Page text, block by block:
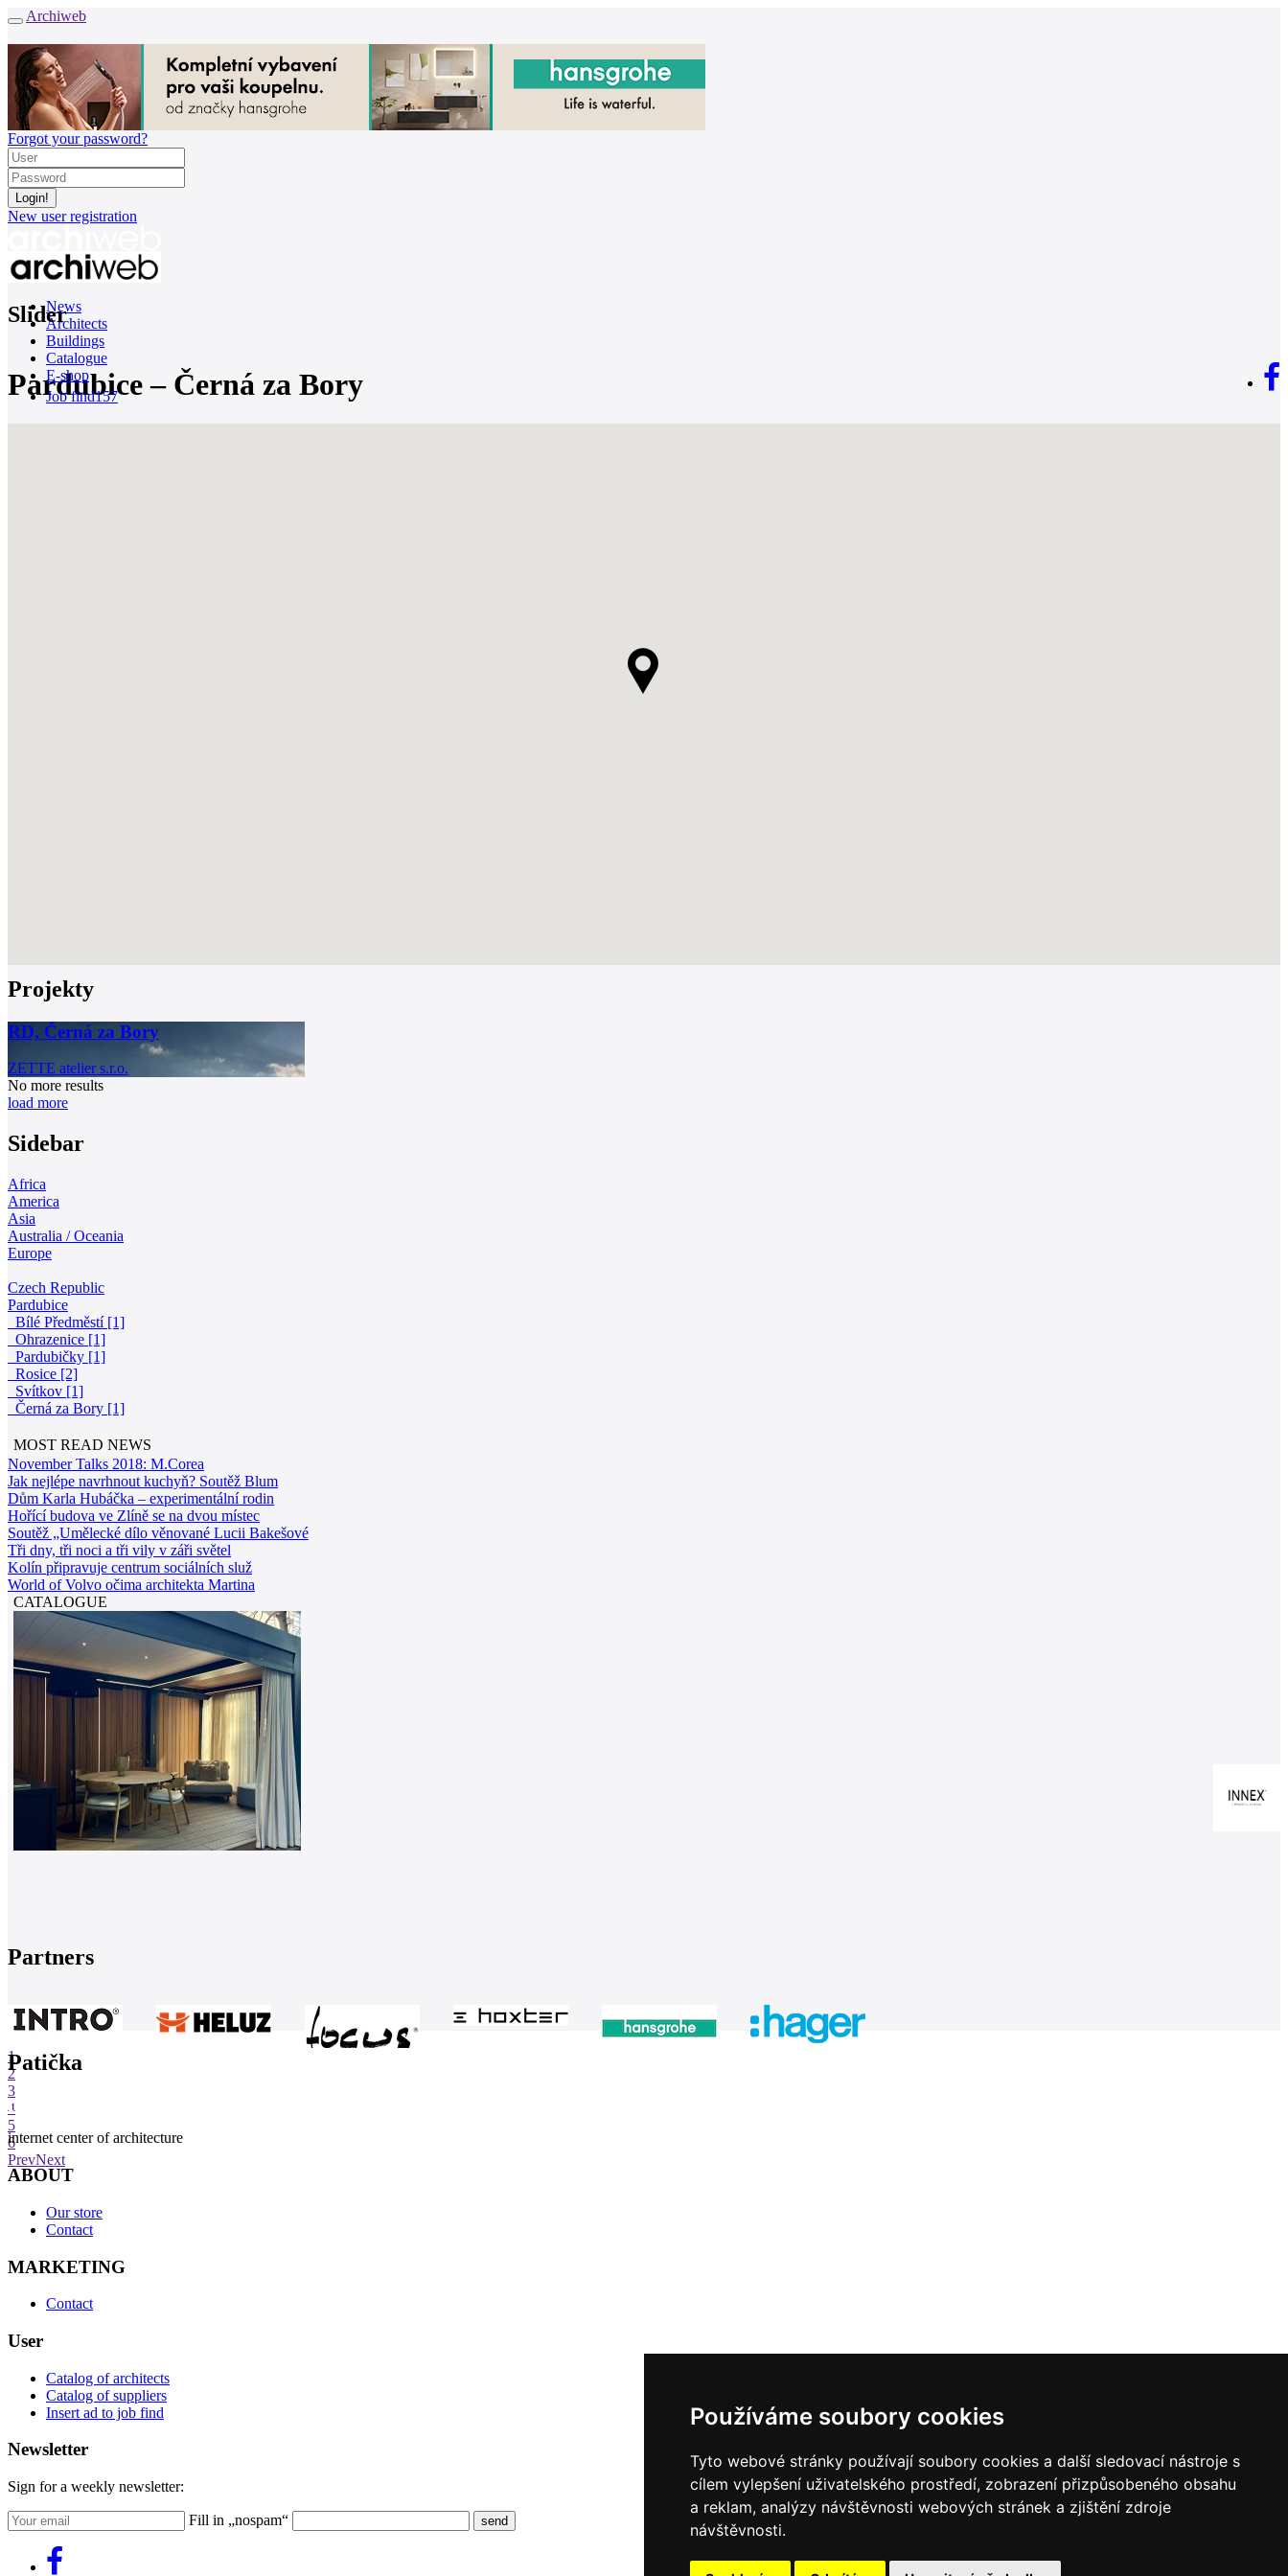
Používáme soubory cookies
Tyto webové stránky používají soubory cookies a další sledovací nástroje s
cílem vylepšení uživatelského prostředí, zobrazení přizpůsobeného obsahu
a reklam, analýzy návštěvnosti webových stránek a zjištění zdroje
návštěvnosti.
Archiweb
Forgot your password?
New user registration
News
Architects
Buildings
Catalogue
E-shop
Job find157
Slider
Pardubice – Černá za Bory
Projekty
RD, Černá za Bory
ZETTE atelier s.r.o.
No more results
load more
Sidebar
Africa
America
Asia
Australia / Oceania
Europe
Czech Republic
Pardubice
Bílé Předměstí [1]
Ohrazenice [1]
Pardubičky [1]
Rosice [2]
Svítkov [1]
Černá za Bory [1]
MOST READ NEWS
November Talks 2018: M.Corea
Jak nejlépe navrhnout kuchyň? Soutěž Blum
Dům Karla Hubáčka – experimentální rodin
Hořící budova ve Zlíně se na dvou místec
Soutěž „Umělecké dílo věnované Lucii Bakešové
Tři dny, tři noci a tři vily v záři světel
Kolín připravuje centrum sociálních služ
World of Volvo očima architekta Martina
CATALOGUE
Partners
1
2
3
4
5
6
PrevNext
Patička
internet center of architecture
ABOUT
Our store
Contact
MARKETING
Contact
User
Catalog of architects
Catalog of suppliers
Insert ad to job find
Newsletter
Sign for a weekly newsletter:
Fill in „nospam“